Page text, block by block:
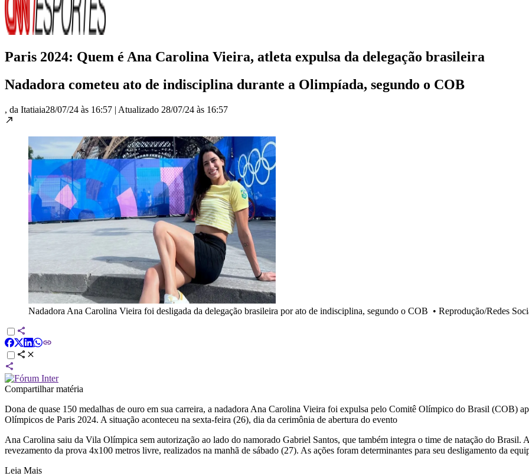
Paris 2024: Quem é Ana Carolina Vieira, atleta expulsa da delegação brasileira
Nadadora cometeu ato de indisciplina durante a Olimpíada, segundo o COB
, da Itatiaia28/07/24 às 16:57 | Atualizado 28/07/24 às 16:57
Nadadora Ana Carolina Vieira foi desligada da delegação brasileira por ato de indisciplina, segundo o COB • Reprodução/Redes
Compartilhar matéria
Dona de quase 150 medalhas de ouro em sua carreira, a nadadora Ana Carolina Vieira foi expulsa pelo Comitê Olímpico do Brasil (COB)
Olímpicos de Paris 2024. A situação aconteceu na sexta-feira (26), dia da cerimônia de abertura do evento
Ana Carolina saiu da Vila Olímpica sem autorização ao lado do namorado Gabriel Santos, que também integra o time de natação do Brasil.
revezamento da prova 4x100 metros livre, realizados na manhã de sábado (27). As ações foram determinantes para seu desligamento da
Leia Mais